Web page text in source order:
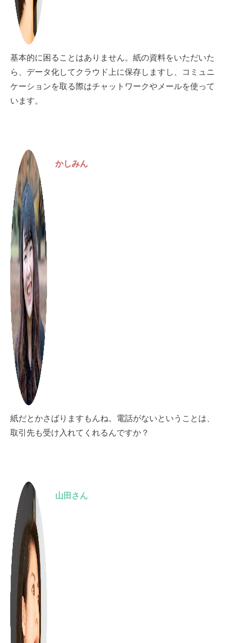
基本的に困ることはありません。紙の資料をいただいた
ら、データ化してクラウド上に保存しますし、コミュニ
ケーションを取る際はチャットワークやメールを使って
います。
かしみん
紙だとかさばりますもんね。電話がないということは、
取引先も受け入れてくれるんですか？
山田さん